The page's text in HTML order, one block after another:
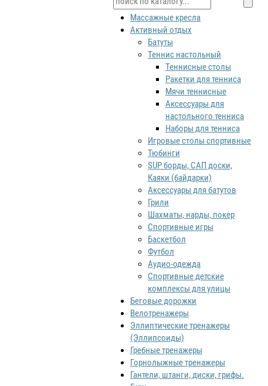
Массажные кресла
Активный отдых
Батуты
Теннис настольный
Теннисные столы
Ракетки для тенниса
Мячи теннисные
Аксессуары для
настольного тенниса
Наборы для тенниса
Игровые столы спортивные
Тюбинги
SUP борды, САП доски,
Каяки (байдарки)
Аксессуары для батутов
Грили
Шахматы, нарды, покер
Спортивные игры
Баскетбол
Футбол
Аудио-одежда
Спортивные детские
комплексы для улицы
Беговые дорожки
Велотренажеры
Эллиптические тренажеры
(Эллипсоиды)
Гребные тренажеры
Горнолыжные тренажеры
Гантели, штанги, диски, грифы.